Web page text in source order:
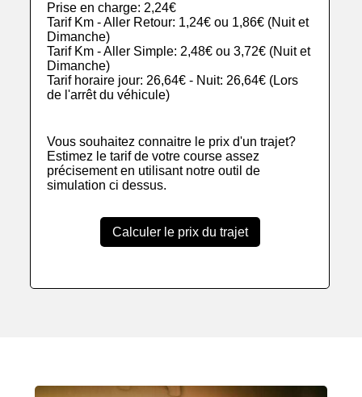
Prise en charge: 2,24€
Tarif Km - Aller Retour: 1,24€ ou 1,86€ (Nuit et
Dimanche)
Tarif Km - Aller Simple: 2,48€ ou 3,72€ (Nuit et
Dimanche)
Tarif horaire jour: 26,64€ - Nuit: 26,64€ (Lors
de l'arrêt du véhicule)
Vous souhaitez connaitre le prix d'un trajet?
Estimez le tarif de votre course assez
précisement en utilisant notre outil de
simulation ci dessus.
Calculer le prix du trajet